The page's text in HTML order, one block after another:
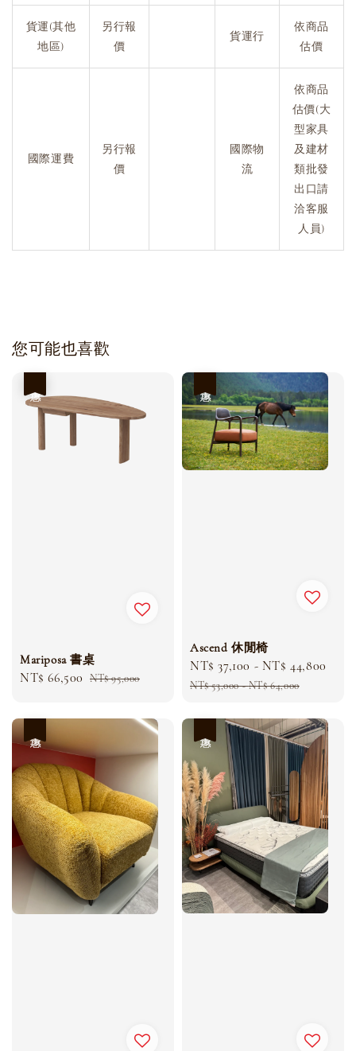
貨運(其他
地區)
另行報
價
貨運行
依商品
估價
國際運費
另行報
價
國際物
流
依商品
估價(大
型家具
及建材
類批發
出口請
洽客服
人員)
您可能也喜歡
Mariposa 書桌
Sale
NT$ 66,500 Regular
NT$ 95,000
Ascend 休閒椅
Sale
price
NT$ 37,100 - NT$ 44,800
NT$ 53,000-NT$ 64,000